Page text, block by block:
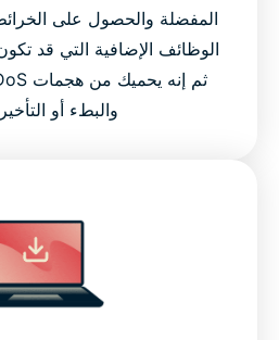
المفضلة والحصول على
الوظائف الإضافية التي قد
والبطء أو